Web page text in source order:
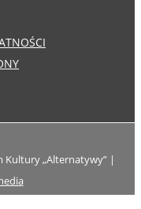
„Alternatywy” |